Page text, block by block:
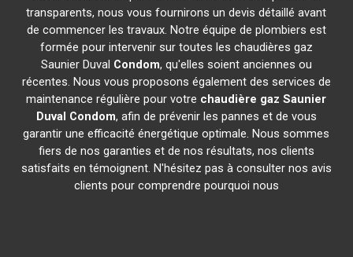
transparents, nous vous fournirons un devis détaillé avant
de commencer les travaux. Notre équipe de plombiers est
formée pour intervenir sur toutes les chaudières gaz
Saunier Duval Condom, qu'elles soient anciennes ou
récentes. Nous vous proposons également des services de
maintenance régulière pour votre chaudière gaz Saunier
Duval Condom, afin de prévenir les pannes et de vous
garantir une efficacité énergétique optimale. Nous sommes
fiers de nos garanties et de nos résultats, nos clients
satisfaits en témoignent. N'hésitez pas à consulter nos avis
clients pour comprendre pourquoi nous